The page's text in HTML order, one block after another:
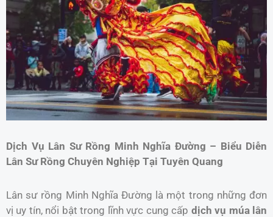
Dịch Vụ Lân Sư Rồng Minh Nghĩa Đường – Biểu Diễn
Lân Sư Rồng Chuyên Nghiệp Tại Tuyên Quang
Lân sư rồng Minh Nghĩa Đường là một trong những đơn
vị uy tín, nổi bật trong lĩnh vực cung cấp dịch vụ múa lân